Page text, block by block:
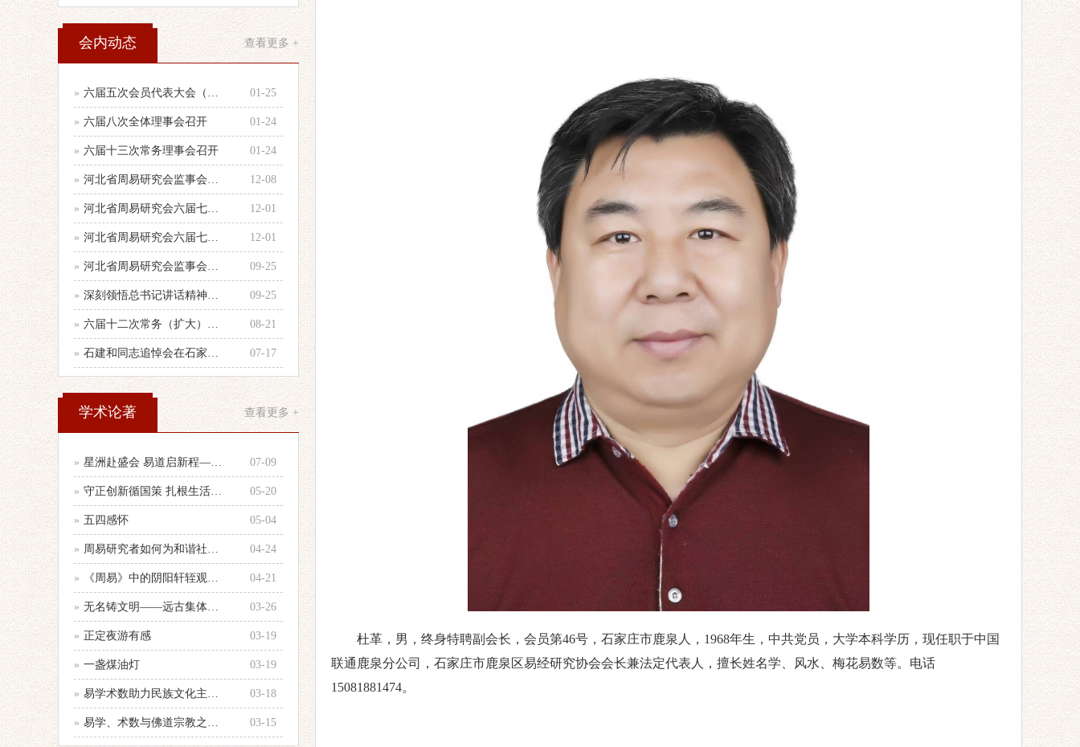
会内动态 查看更多 +
» 六届五次会员代表大会（乙巳年会）举行 01-25
» 六届八次全体理事会召开 01-24
» 六届十三次常务理事会召开 01-24
» 河北省周易研究会监事会召开年度第二次 12-08
» 河北省周易研究会六届七次全体理事会顺 12-01
» 河北省周易研究会六届七次理事会会议纪 12-01
» 河北省周易研究会监事会召开会议 09-25
» 深刻领悟总书记讲话精神，认真做好当前 09-25
» 六届十二次常务（扩大）会议召开 08-21
» 石建和同志追悼会在石家庄殡仪馆举行 07-17
学术论著 查看更多 +
» 星洲赴盛会 易道启新程——参加第33 07-09
» 守正创新循国策 扎根生活践国学 — 05-20
» 五四感怀 05-04
» 周易研究者如何为和谐社会建设服务的心 04-24
» 《周易》中的阴阳轩轾观念浅析——以十 04-21
» 无名铸文明——远古集体智慧的文化图腾 03-26
» 正定夜游有感 03-19
» 一盏煤油灯 03-19
» 易学术数助力民族文化主体性建设 03-18
» 易学、术数与佛道宗教之辨别 03-15
杜革，男，终身特聘副会长，会员第46号，石家庄市鹿泉人，1968年生，中共党员，大学本科学历，现任职于中国
联通鹿泉分公司，石家庄市鹿泉区易经研究协会会长兼法定代表人，擅长姓名学、风水、梅花易数等。电话
15081881474。